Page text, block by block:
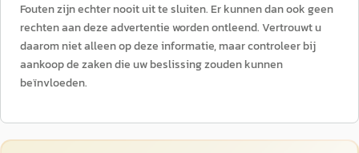
Fouten zijn echter nooit uit te sluiten. Er kunnen dan ook geen
rechten aan deze advertentie worden ontleend. Vertrouwt u
daarom niet alleen op deze informatie, maar controleer bij
aankoop de zaken die uw beslissing zouden kunnen
beïnvloeden.